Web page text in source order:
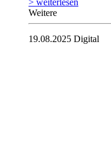
Weitere
19.08.2025 Digital